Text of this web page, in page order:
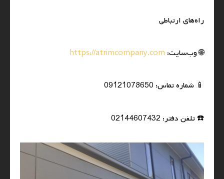
راه‌های ارتباطی
🌐 وب‌سایت: https://atrimcompany.com
📱 شماره تماس: 09121078650
☎️ تلفن دفتر: 02144607432